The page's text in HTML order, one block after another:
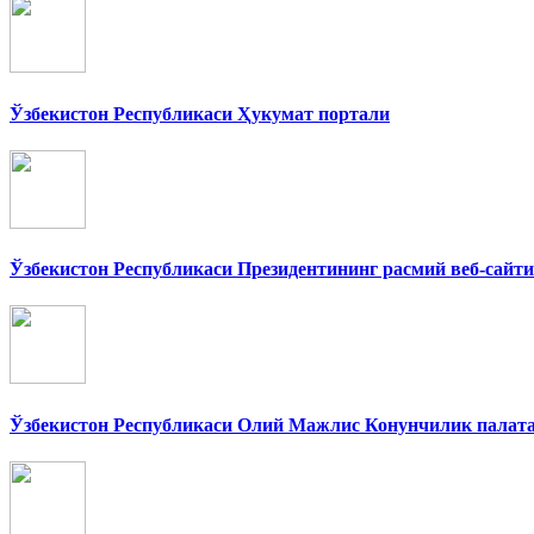
Ўзбекистон Республикаси Ҳукумат портали
Ўзбекистон Республикаси Президентининг расмий веб-сайти
Ўзбекистон Республикаси Олий Мажлис Конунчилик